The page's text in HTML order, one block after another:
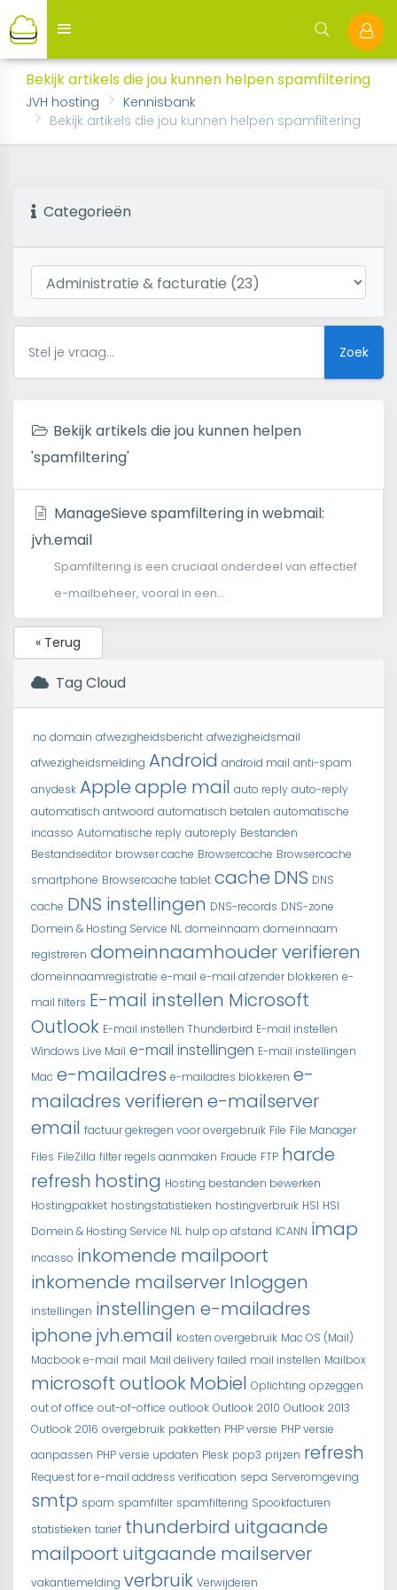
Bekijk artikels die jou kunnen helpen spamfiltering
JVH hosting
Kennisbank
Bekijk artikels die jou kunnen helpen spamfiltering
Categorieën
Zoek
Bekijk artikels die jou kunnen helpen
'spamfiltering'
ManageSieve spamfiltering in webmail:
jvh.email
Spamfiltering is een cruciaal onderdeel van effectief
e-mailbeheer, vooral in een...
« Terug
Tag Cloud
.no domain afwezigheidsbericht afwezigheidsmail
afwezigheidsmelding Android android mail anti-spam
anydesk Appleapple mail auto reply auto-reply
automatisch antwoord automatisch betalen automatische
incasso Automatische reply autoreply Bestanden
Bestandseditor browser cache Browsercache Browsercache
smartphone Browsercache tablet cache DNS DNS
cache DNS instellingen DNS-records DNS-zone
Domein & Hosting Service NL domeinnaam domeinnaam
registreren domeinnaamhouder verifieren
domeinnaamregistratie e-mail e-mail afzender blokkeren e-
mail filters E-mail instellen Microsoft
Outlook E-mail instellen Thunderbird E-mail instellen
Windows Live Mail e-mail instellingen E-mail instellingen
Mac e-mailadres e-mailadres blokkeren e-
mailadres verifieren e-mailserver
email factuur gekregen voor overgebruik File File Manager
Files FileZilla filter regels aanmaken Fraude FTP harde
refresh hosting Hosting bestanden bewerken
Hostingpakket hostingstatistieken hostingverbruik HSI HSI
Domein & Hosting Service NL hulp op afstand ICANN imap
incasso inkomende mailpoort
inkomende mailserverInloggen
instellingen instellingen e-mailadres
iphone jvh.email kosten overgebruik Mac OS (Mail)
Macbook e-mail mail Mail delivery failed mail instellen Mailbox
microsoft outlookMobiel Oplichting opzeggen
out of office out-of-office outlook Outlook 2010 Outlook 2013
Outlook 2016 overgebruik pakketten PHP versie PHP versie
aanpassen PHP versie updaten Plesk pop3 prijzen refresh
Request for e-mail address verification sepa Serveromgeving
smtp spam spamfilter spamfiltering Spookfacturen
statistieken tarief thunderbird uitgaande
mailpoort uitgaande mailserver
vakantiemelding verbruik Verwijderen